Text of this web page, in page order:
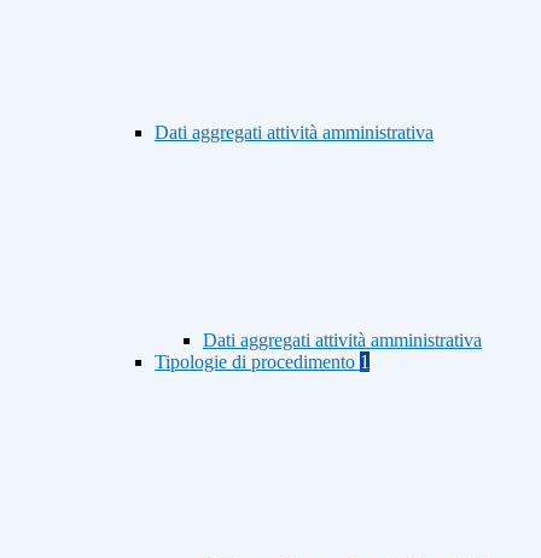
Dati aggregati attività amministrativa
Dati aggregati attività amministrativa
Tipologie di procedimento 1